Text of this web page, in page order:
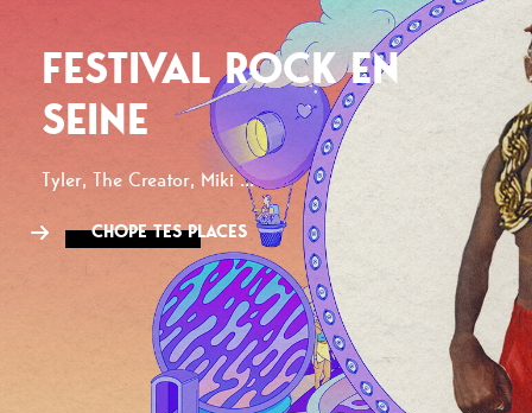
FESTIVAL ROCK EN
SEINE
Tyler, The Creator, Miki ...
CHOPE TES PLACES